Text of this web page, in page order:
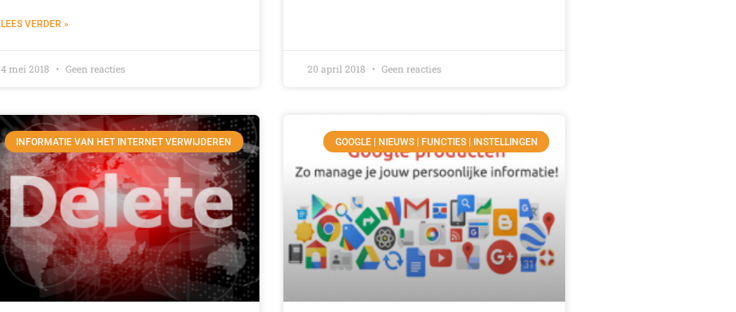
LEES VERDER »
4 mei 2018 Geen reacties 20 april 2018 Geen reacties
INFORMATIE VAN HET INTERNET VERWIJDEREN GOOGLE | NIEUWS | FUNCTIES | INSTELLINGEN